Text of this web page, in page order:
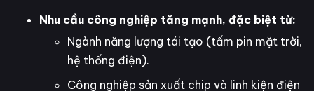
Nhu cầu công nghiệp tăng mạnh, đặc biệt từ:
Ngành năng lượng tái tạo (tấm pin mặt trời,
hệ thống điện).
Công nghiệp sản xuất chip và linh kiện điện